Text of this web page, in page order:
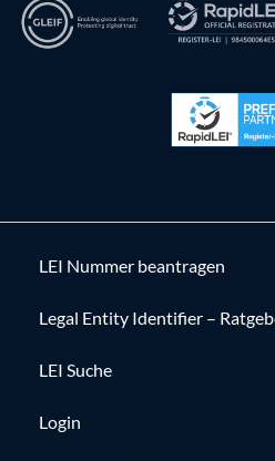
LEI Nummer beantragen
Legal Entity Identifier –
LEI Suche
Login